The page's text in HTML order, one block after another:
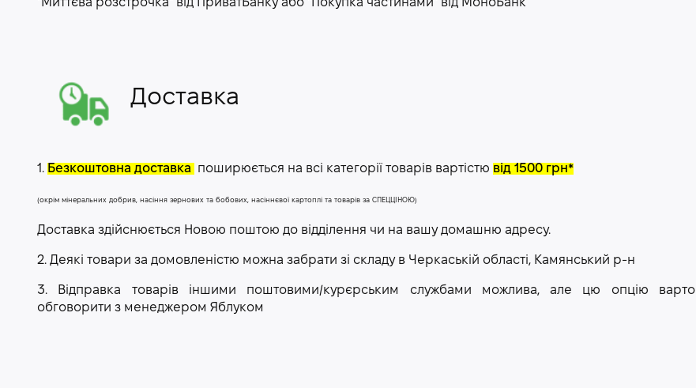
"Миттєва розстрочка" від ПриватБанку або "Покупка частинами" від МоноБанк
Доставка
1. Безкоштовна доставка поширюється на всі категорії товарів вартістю від 1500 грн*
(окрім мінеральних добрив, насіння зернових та бобових, насіннєвої картоплі та товарів за СПЕЦЦІНОЮ)
Доставка здійснюється Новою поштою до відділення чи на вашу домашню адресу.
2. Деякі товари за домовленістю можна забрати зі складу в Черкаській області, Камянський р-н
3. Відправка товарів іншими поштовими/курєрським службами можлива, але цю опцію варто
обговорити з менеджером Яблуком